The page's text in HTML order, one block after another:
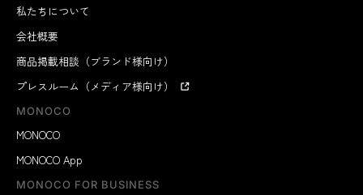
私たちについて
会社概要
商品掲載相談（ブランド様向け）
プレスルーム（メディア様向け）
MONOCO
MONOCO
MONOCO App
MONOCO FOR BUSINESS